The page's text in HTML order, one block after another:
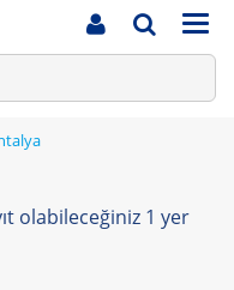
olabileceğiniz 1 yer